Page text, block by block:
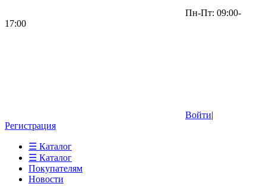
Пн-Пт: 09:00-
17:00
Войти|
Регистрация
☰ Каталог
☰ Каталог
Покупателям
Новости